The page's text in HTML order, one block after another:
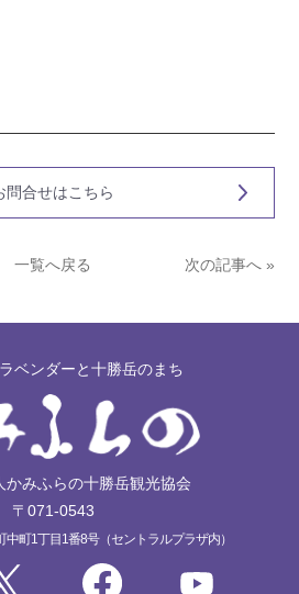
問合せはこちら
一覧へ戻る 次の記事へ »
ベンダーと十勝岳のまち
かみふらの十勝岳観光協会
〒071-0543
町1丁目1番8号（セントラルプラザ内）